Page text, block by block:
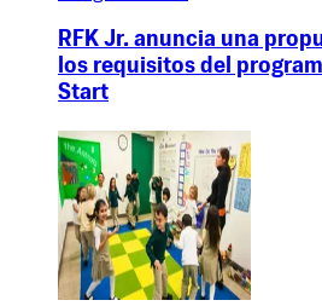
RFK Jr. anuncia una
los requisitos del
Start